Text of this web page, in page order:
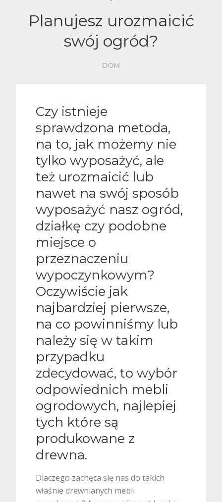
Planujesz urozmaicić
swój ogród?
DOM
Czy istnieje
sprawdzona metoda,
na to, jak możemy nie
tylko wyposażyć, ale
też urozmaicić lub
nawet na swój sposób
wyposażyć nasz ogród,
działkę czy podobne
miejsce o
przeznaczeniu
wypoczynkowym?
Oczywiście jak
najbardziej pierwsze,
na co powinniśmy lub
należy się w takim
przypadku
zdecydować, to wybór
odpowiednich mebli
ogrodowych, najlepiej
tych które są
produkowane z
drewna.
Dlaczego zachęca się nas do takich
właśnie drewnianych mebli